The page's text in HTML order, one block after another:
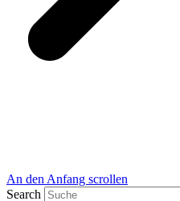
An den Anfang scrollen
Search